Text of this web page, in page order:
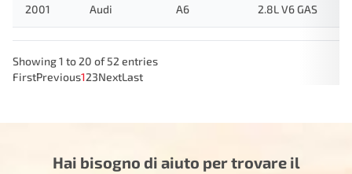
2001 Audi A6 2.8L V6 GAS
Showing 1 to 20 of 52 entries
FirstPrevious123NextLast
Hai bisogno di aiuto per trovare il